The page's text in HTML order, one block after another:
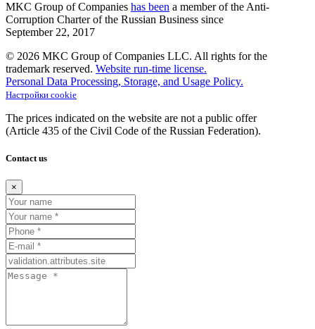
MKC Group of Companies has been a member of the Anti-
Corruption Charter of the Russian Business since
September 22, 2017
© 2026 MKC Group of Companies LLC. All rights for the
trademark reserved. Website run-time license.
Personal Data Processing, Storage, and Usage Policy.
Настройки cookie
The prices indicated on the website are not a public offer
(Article 435 of the Civil Code of the Russian Federation).
Contact us
×